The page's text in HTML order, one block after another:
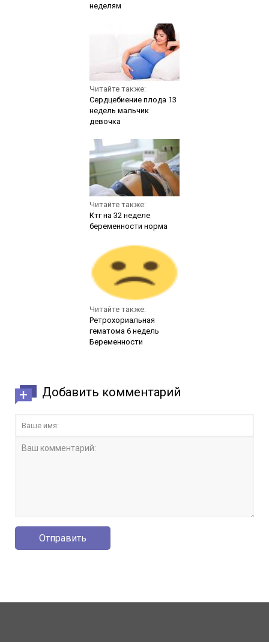
неделям
Читайте также:
Сердцебиение плода 13
недель мальчик
девочка
Читайте также:
Ктг на 32 неделе
беременности норма
Читайте также:
Ретрохориальная
гематома 6 недель
Беременности
Добавить комментарий